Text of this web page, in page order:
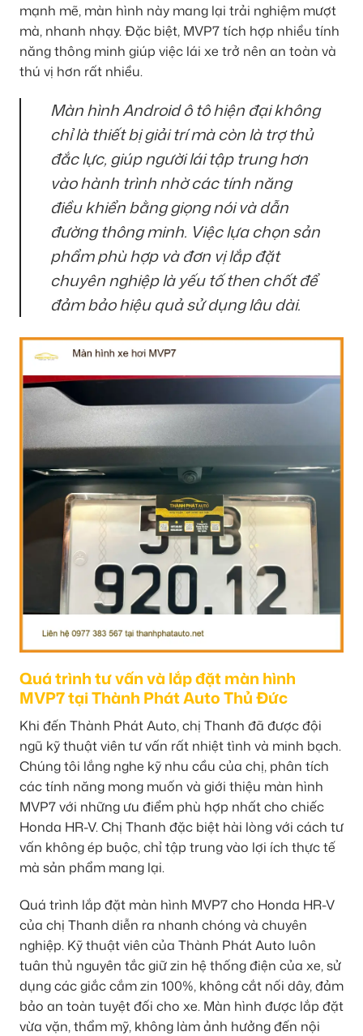
mạnh mẽ, màn hình này mang lại trải nghiệm mượt
mà, nhanh nhạy. Đặc biệt, MVP7 tích hợp nhiều tính
năng thông minh giúp việc lái xe trở nên an toàn và
thú vị hơn rất nhiều.
Màn hình Android ô tô hiện đại không
chỉ là thiết bị giải trí mà còn là trợ thủ
đắc lực, giúp người lái tập trung hơn
vào hành trình nhờ các tính năng
điều khiển bằng giọng nói và dẫn
đường thông minh. Việc lựa chọn sản
phẩm phù hợp và đơn vị lắp đặt
chuyên nghiệp là yếu tố then chốt để
đảm bảo hiệu quả sử dụng lâu dài.
Quá trình tư vấn và lắp đặt màn hình
MVP7 tại Thành Phát Auto Thủ Đức
Khi đến Thành Phát Auto, chị Thanh đã được đội
ngũ kỹ thuật viên tư vấn rất nhiệt tình và minh bạch.
Chúng tôi lắng nghe kỹ nhu cầu của chị, phân tích
các tính năng mong muốn và giới thiệu màn hình
MVP7 với những ưu điểm phù hợp nhất cho chiếc
Honda HR-V. Chị Thanh đặc biệt hài lòng với cách tư
vấn không ép buộc, chỉ tập trung vào lợi ích thực tế
mà sản phẩm mang lại.
Quá trình lắp đặt màn hình MVP7 cho Honda HR-V
của chị Thanh diễn ra nhanh chóng và chuyên
nghiệp. Kỹ thuật viên của Thành Phát Auto luôn
tuân thủ nguyên tắc giữ zin hệ thống điện của xe, sử
dụng các giắc cắm zin 100%, không cắt nối dây, đảm
bảo an toàn tuyệt đối cho xe. Màn hình được lắp đặt
vừa vặn, thẩm mỹ, không làm ảnh hưởng đến nội